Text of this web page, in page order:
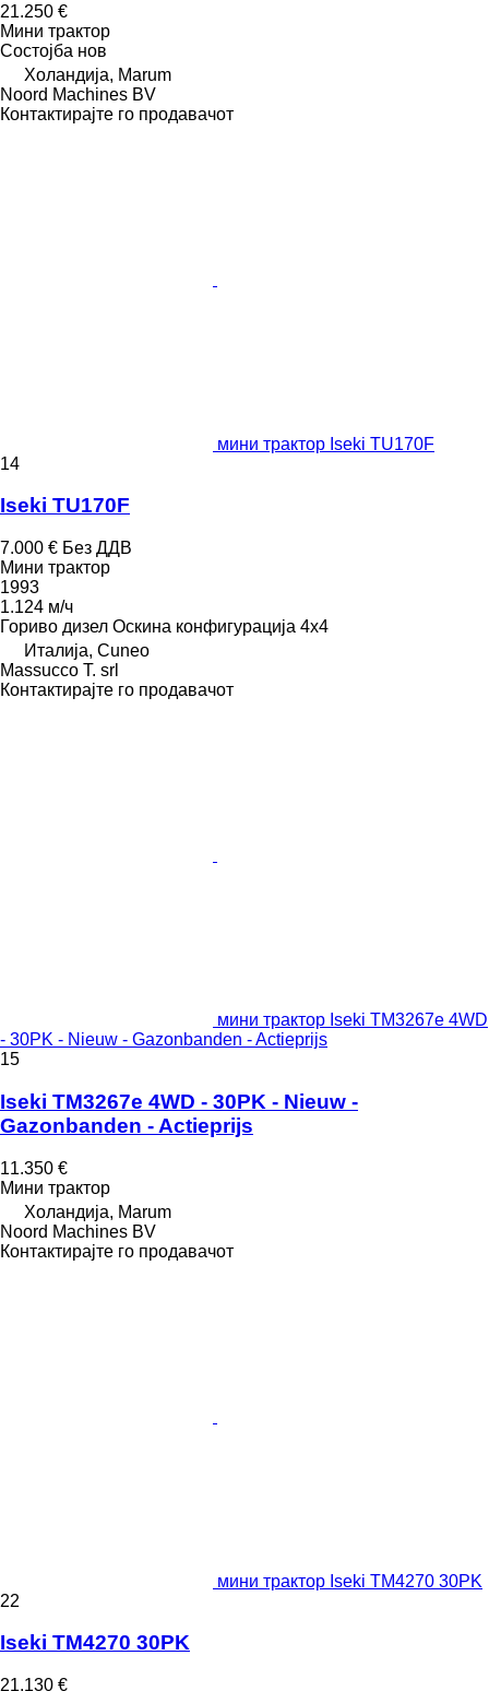
21.250 €
Мини трактор
Состојба нов
Холандија, Marum
Noord Machines BV
Контактирајте го продавачот
мини трактор Iseki TU170F
14
Iseki TU170F
7.000 € Без ДДВ
Мини трактор
1993
1.124 м/ч
Гориво дизел Оскина конфигурација 4x4
Италија, Cuneo
Massucco T. srl
Контактирајте го продавачот
мини трактор Iseki TM3267e 4WD
- 30PK - Nieuw - Gazonbanden - Actieprijs
15
Iseki TM3267e 4WD - 30PK - Nieuw -
Gazonbanden - Actieprijs
11.350 €
Мини трактор
Холандија, Marum
Noord Machines BV
Контактирајте го продавачот
мини трактор Iseki TM4270 30PK
22
Iseki TM4270 30PK
21.130 €